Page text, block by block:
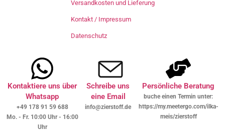
Versandkosten und Lieferung
Kontakt / Impressum
Datenschutz
Kontaktiere uns über
Whatsapp
+49 178 91 59 688
Mo. - Fr. 10:00 Uhr - 16:00
Uhr
Schreibe uns
eine Email
info@zierstoff.de
Persönliche Beratung
buche einen Termin unter:
https://my.meetergo.com/ilka-
meis/zierstoff